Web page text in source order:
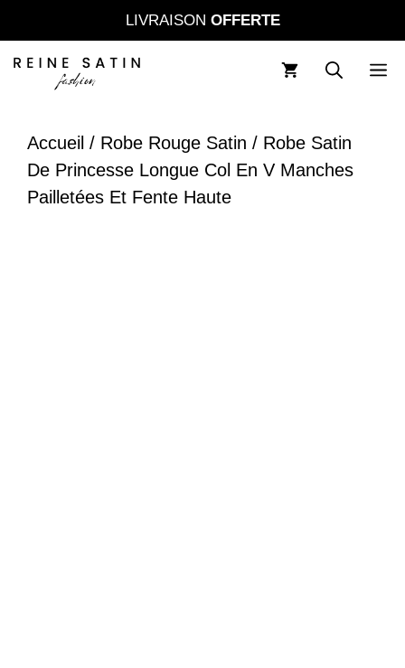
au
contenu
LIVRAISON OFFERTE
Accueil / Robe Rouge Satin / Robe Satin
De Princesse Longue Col En V Manches
Pailletées Et Fente Haute